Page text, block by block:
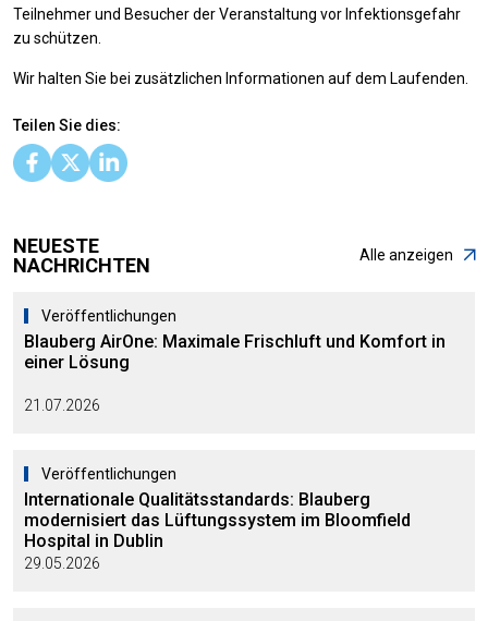
Teilnehmer und Besucher der Veranstaltung vor Infektionsgefahr
zu schützen.
Wir halten Sie bei zusätzlichen Informationen auf dem Laufenden.
Teilen Sie dies:
NEUESTE
NACHRICHTEN
Alle anzeigen
Veröffentlichungen
Blauberg AirOne: Maximale Frischluft und Komfort in
einer Lösung
21.07.2026
Veröffentlichungen
Internationale Qualitätsstandards: Blauberg
modernisiert das Lüftungssystem im Bloomfield
Hospital in Dublin
29.05.2026